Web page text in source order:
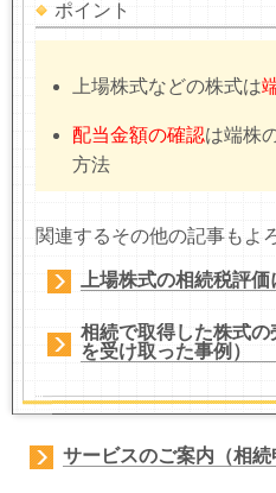
ポイント
上場株式などの株式は
配当金額の確認は端株
方法
関連するその他の記事もよ
上場株式の相続税評
相続で取得した株式
を受け取った事例）
サービスのご案内（相